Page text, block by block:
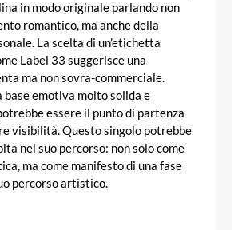
in modo originale parlando non
romantico, ma anche della
La scelta di un’etichetta
Label 33 suggerisce una
ma non sovra-commerciale.
base emotiva molto solida e
essere il punto di partenza
visibilità. Questo singolo potrebbe
nel suo percorso: non solo come
ma come manifesto di una fase
percorso artistico.